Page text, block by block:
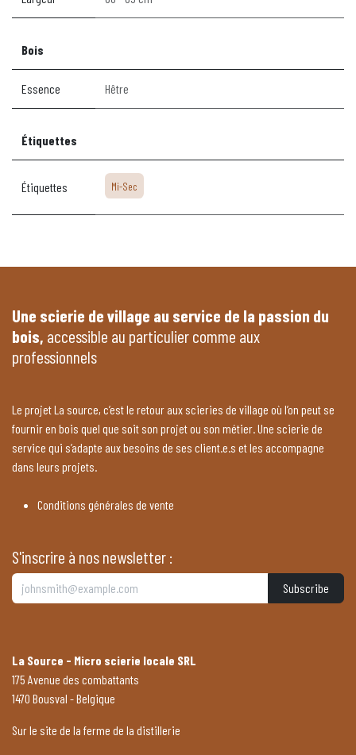
Bois
Essence Hêtre
Étiquettes
Étiquettes Mi-Sec
Une scierie de village au service de la passion du
bois, accessible au particulier comme aux
professionnels
Le projet La source, c’est le retour aux scieries de village où l’on peut se
fournir en bois quel que soit son projet ou son métier. Une scierie de
service qui s’adapte aux besoins de ses client.e.s et les accompagne
dans leurs projets.
Conditions générales de vente
S'inscrire à nos newsletter :
Subscribe
La Source - Micro scierie locale SRL
175 Avenue des combattants
1470 Bousval - Belgique
Sur le site de la ferme de la distillerie